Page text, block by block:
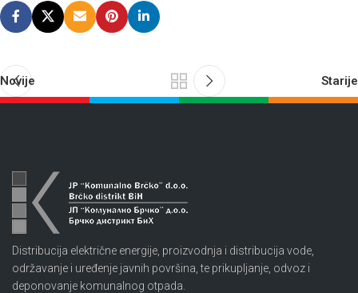
Novije Starije
Distribucija električne energije, proizvodnja i distribucija vode,
održavanje i uređenje javnih površina, te prikupljanje, odvoz i
deponovanje komunalnog otpada.